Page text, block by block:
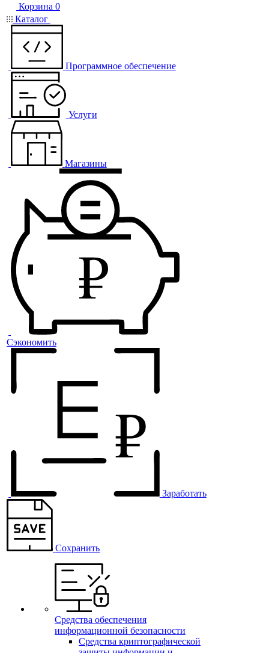
Корзина 0
Каталог
Программное обеспечение
Услуги
Магазины
Сэкономить
Заработать
Сохранить
Средства обеспечения
информационной безопасности
Средства криптографической